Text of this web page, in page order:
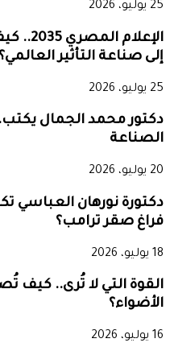
25 يوليو، 2026
إلى صناعة التأثير العالمي؟
25 يوليو، 2026
دكتور محمد الجمال
الصناعة
20 يوليو، 2026
دكتورة نورهان العباسي
فراغ صقر ترامب؟
18 يوليو، 2026
القوة التي لا تُرى.. كيف
الأضواء؟
16 يوليو، 2026